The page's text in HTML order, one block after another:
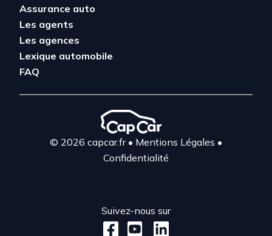
Assurance auto
Les agents
Les agences
Lexique automobile
FAQ
© 2026 capcar.fr• Mentions Légales •
Confidentialité
Suivez-nous sur